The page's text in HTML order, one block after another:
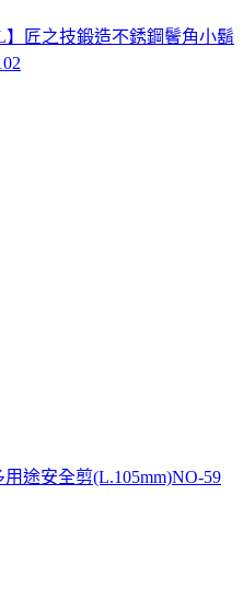
】匠之技鍛造不銹鋼鬢角小鬍
途安全剪(L.105mm)NO-59